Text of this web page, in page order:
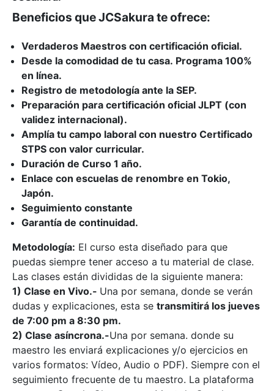
Beneficios que JCSakura te ofrece:
Verdaderos Maestros con certificación oficial.
Desde la comodidad de tu casa. Programa 100%
en línea.
Registro de metodología ante la SEP.
Preparación para certificación oficial JLPT (con
validez internacional).
Amplía tu campo laboral con nuestro Certificado
STPS con valor curricular.
Duración de Curso 1 año.
Enlace con escuelas de renombre en Tokio,
Japón.
Seguimiento constante
Garantía de continuidad.
Metodología: El curso esta diseñado para que
puedas siempre tener acceso a tu material de clase.
Las clases están divididas de la siguiente manera:
1) Clase en Vivo.- Una por semana, donde se verán
dudas y explicaciones, esta se transmitirá los jueves
de 7:00 pm a 8:30 pm.
2) Clase asíncrona.-Una por semana. donde su
maestro les enviará explicaciones y/o ejercicios en
varios formatos: Vídeo, Audio o PDF). Siempre con el
seguimiento frecuente de tu maestro. La plataforma